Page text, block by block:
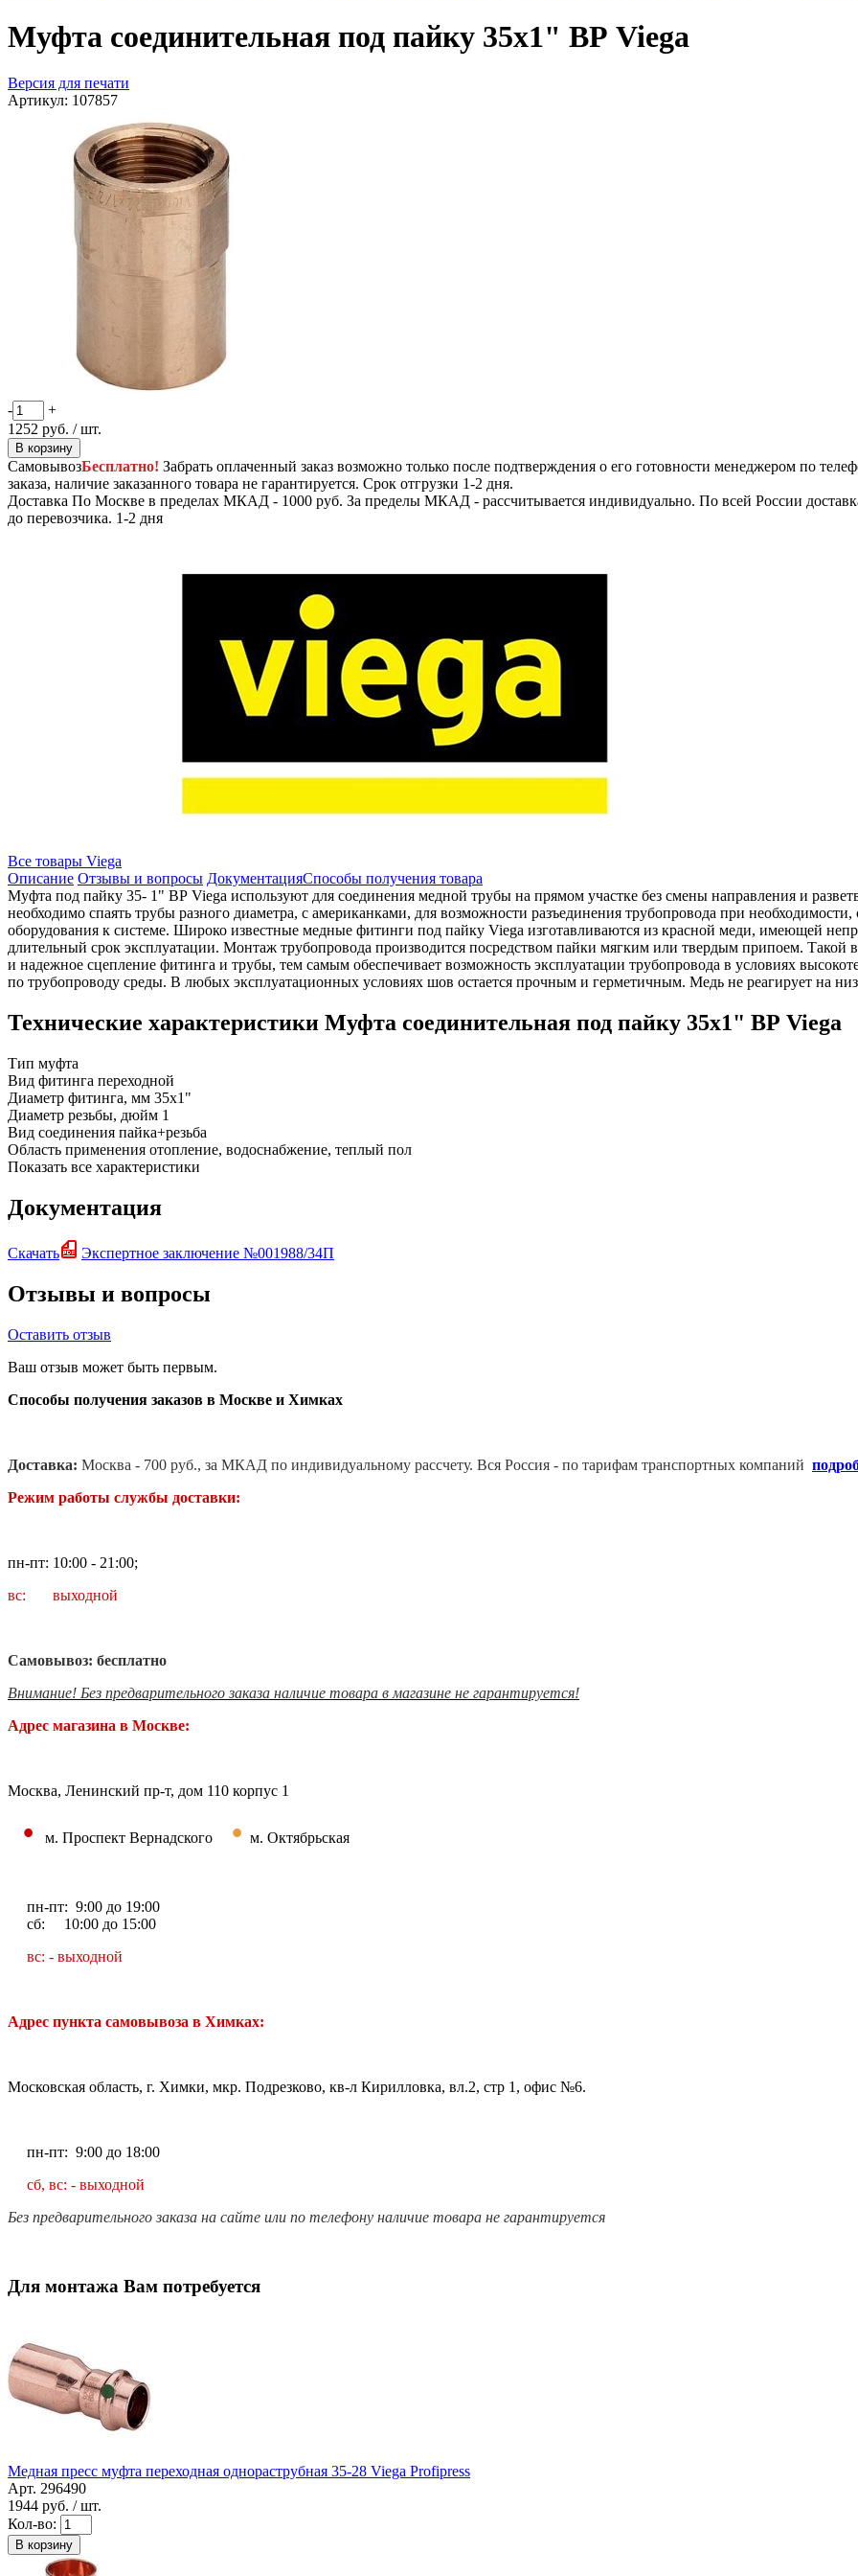
Муфта соединительная под пайку 35x1" ВР Viega
Версия для печати
Артикул: 107857
-
+
1252 руб. / шт.
В корзину
СамовывозБесплатно! Забрать оплаченный заказ возможно только после подтверждения о его готовности менеджером по
заказа, наличие заказанного товара не гарантируется. Срок отгрузки 1-2 дня.
Доставка По Москве в пределах МКАД - 1000 руб. За пределы МКАД - рассчитывается индивидуально. По всей России
до перевозчика. 1-2 дня
Все товары Viega
Описание Отзывы и вопросы ДокументацияСпособы получения товара
Муфта под пайку 35- 1" ВР Viega используют для соединения медной трубы на прямом участке без смены направления и
необходимо спаять трубы разного диаметра, с американками, для возможности разъединения трубопровода при
оборудования к системе. Широко известные медные фитинги под пайку Viega изготавливаются из красной меди, имеющей
длительный срок эксплуатации. Монтаж трубопровода производится посредством пайки мягким или твердым припоем. Такой
и надежное сцепление фитинга и трубы, тем самым обеспечивает возможность эксплуатации трубопровода в условиях
по трубопроводу среды. В любых эксплуатационных условиях шов остается прочным и герметичным. Медь не реагирует на
Технические характеристики Муфта соединительная под пайку 35x1" ВР Viega
Тип муфта
Вид фитинга переходной
Диаметр фитинга, мм 35x1"
Диаметр резьбы, дюйм 1
Вид соединения пайка+резьба
Область применения отопление, водоснабжение, теплый пол
Показать все характеристики
Документация
Скачать Экспертное заключение №001988/34П
Отзывы и вопросы
Оставить отзыв
Ваш отзыв может быть первым.
Способы получения заказов в Москве и Химках
Доставка: Москва - 700 руб., за МКАД по индивидуальному рассчету. Вся Россия - по тарифам транспортных компаний
Режим работы службы доставки:
пн-пт: 10:00 - 21:00;
вс: выходной
Самовывоз: бесплатно
Внимание! Без предварительного заказа наличие товара в магазине не гарантируется!
Адрес магазина в Москве:
Москва, Ленинский пр-т, дом 110 корпус 1
• м. Проспект Вернадского • м. Октябрьская
пн-пт: 9:00 до 19:00
сб: 10:00 до 15:00
вс: - выходной
Адрес пункта самовывоза в Химках:
Московская область, г. Химки, мкр. Подрезково, кв-л Кирилловка, вл.2, стр 1, офис №6.
пн-пт: 9:00 до 18:00
сб, вс: - выходной
Без предварительного заказа на сайте или по телефону наличие товара не гарантируется
Для монтажа Вам потребуется
Медная пресс муфта переходная однораструбная 35-28 Viega Profipress
Арт. 296490
1944 руб. / шт.
Кол-во:
В корзину